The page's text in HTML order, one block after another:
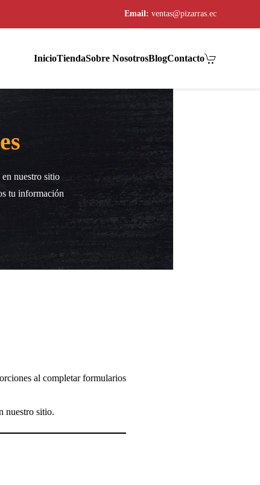
Email: ventas@pizarras.ec
InicioTiendaSobre NosotrosBlogContacto
nuestro sitio
tu información
al completar formularios
nuestro sitio.